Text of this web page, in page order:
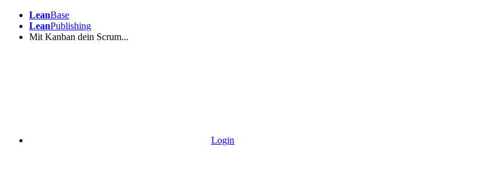
LeanBase
LeanPublishing
Mit Kanban dein Scrum...
Login